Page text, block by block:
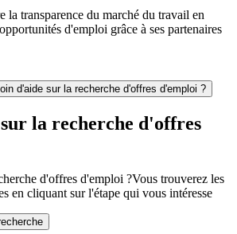
la transparence du marché du travail en
d'emploi grâce à ses partenaires
d'aide sur la recherche d'offres d'emploi ?
la recherche d'offres
d'offres d'emploi ?Vous trouverez les
en cliquant sur l'étape qui vous intéresse